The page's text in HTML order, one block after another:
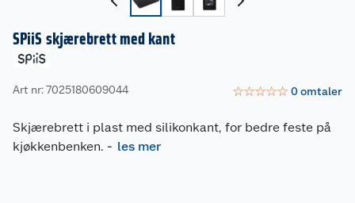
SPiiS skjærebrett med kant
Art nr: 7025180609044 ☆☆☆☆☆ 0omtaler
Skjærebrett i plast med silikonkant, for bedre feste på
kjøkkenbenken. - les mer